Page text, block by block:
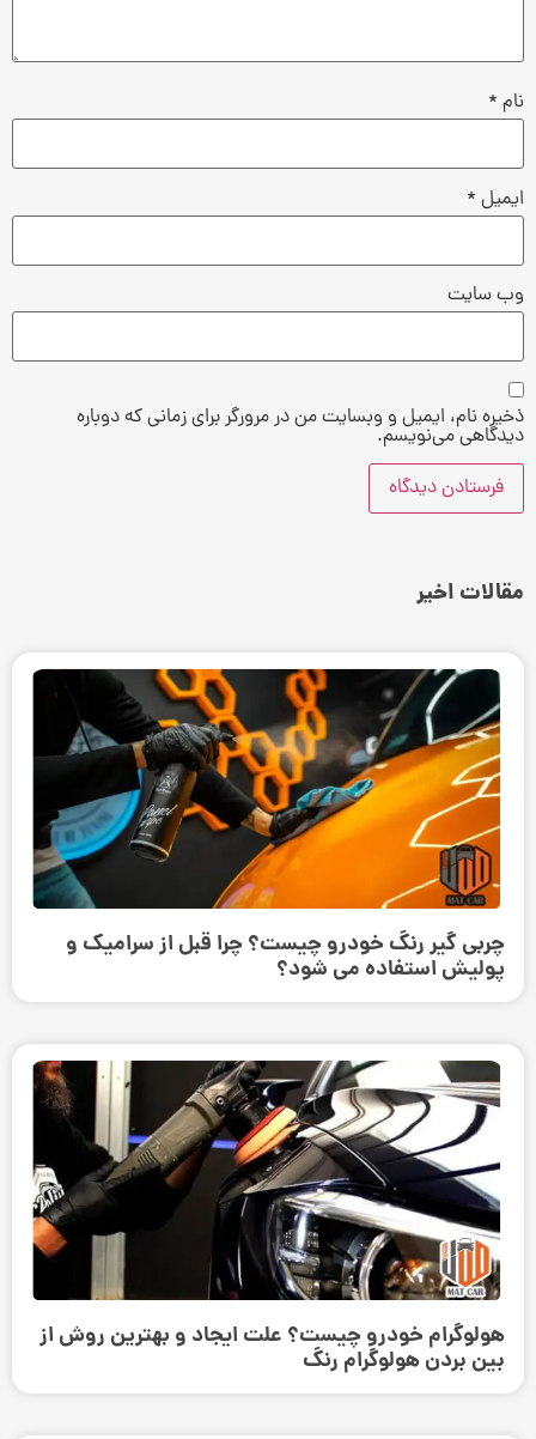
نام *
ایمیل *
وب‌ سایت
ذخیره نام، ایمیل و وبسایت من در مرورگر برای زمانی که دوباره
دیدگاهی می‌نویسم.
مقالات اخیر
چربی گیر رنگ خودرو چیست؟ چرا قبل از سرامیک و
پولیش استفاده می ‌شود؟
هولوگرام خودرو چیست؟ علت ایجاد و بهترین روش از
بین بردن هولوگرام رنگ